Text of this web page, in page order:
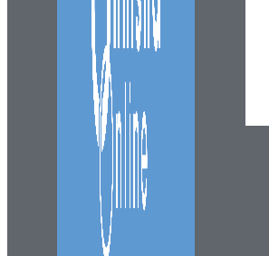
第7章 ダイオキシン類
7.1 ダイオキシン類とは
7.2 ダイオキシン類の発生量
7.3 ダイオキシン類の発生抑制
7.4 ダイオキシン類の除去
7.5 灰中のダイオキシン類
7.6 ダイオキシン類とごみ焼却
7.7 ダイオキシン類の環境基準
7.8 ダイオキシン類対策特別措置法